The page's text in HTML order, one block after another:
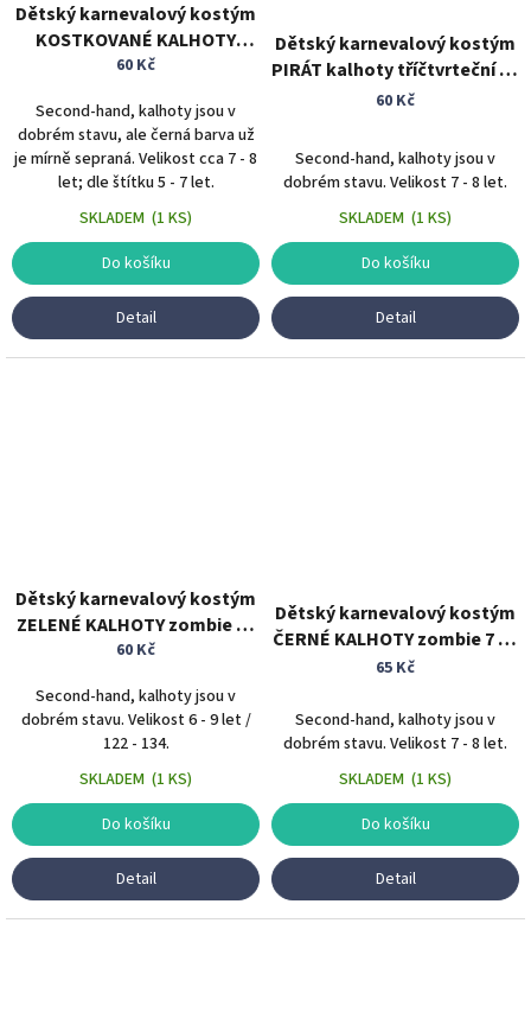
Dětský karnevalový kostým
KOSTKOVANÉ KALHOTY
černobílé 6 - 8 let
60 Kč
Second-hand, kalhoty jsou v
dobrém stavu, ale černá barva už
je mírně sepraná. Velikost cca 7 - 8
let; dle štítku 5 - 7 let.
SKLADEM (1 KS)
Do košíku
Detail
Dětský karnevalový kostým
PIRÁT kalhoty tříčtvrteční 7 -
8 let
60 Kč
Second-hand, kalhoty jsou v
dobrém stavu. Velikost 7 - 8 let.
SKLADEM (1 KS)
Do košíku
Detail
Dětský karnevalový kostým
ZELENÉ KALHOTY zombie 6 -
9 let
60 Kč
Second-hand, kalhoty jsou v
dobrém stavu. Velikost 6 - 9 let /
122 - 134.
SKLADEM (1 KS)
Do košíku
Detail
Dětský karnevalový kostým
ČERNÉ KALHOTY zombie 7 - 8
let
65 Kč
Second-hand, kalhoty jsou v
dobrém stavu. Velikost 7 - 8 let.
SKLADEM (1 KS)
Do košíku
Detail